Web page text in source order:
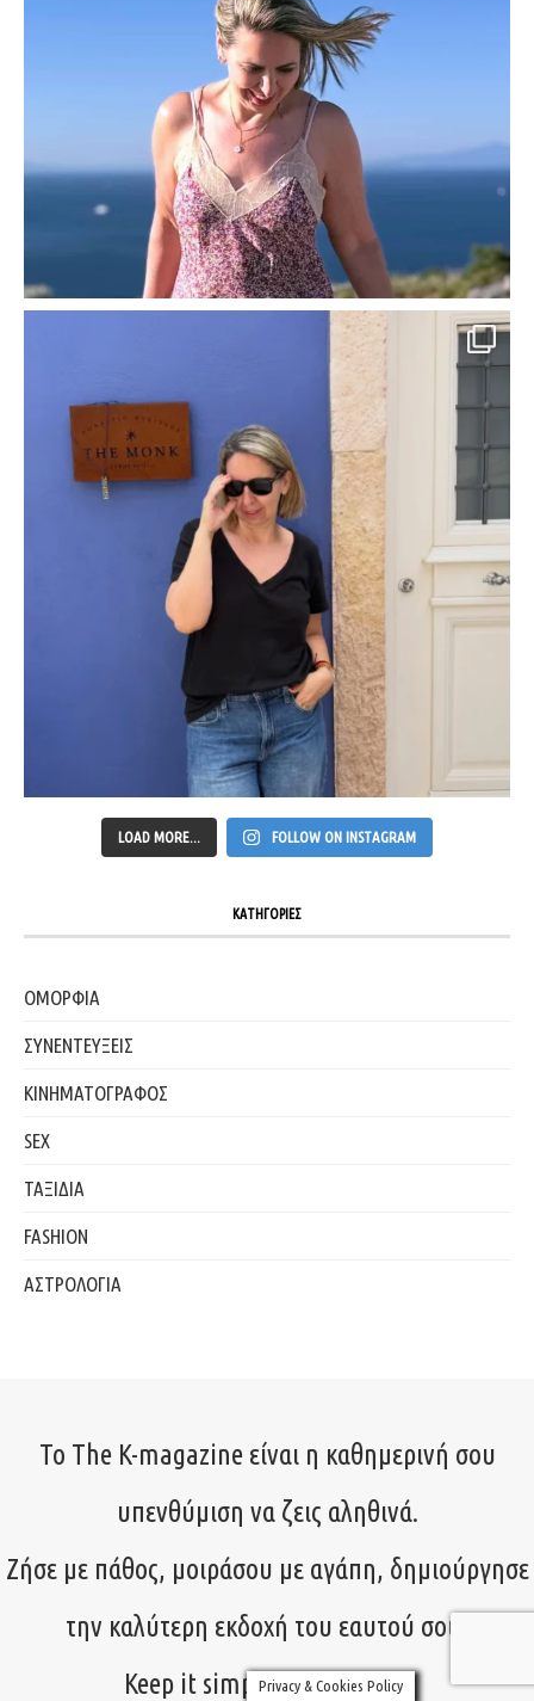
LOAD MORE... FOLLOW ON INSTAGRAM
ΚΑΤΗΓΟΡΙΕΣ
ΟΜΟΡΦΙΑ
ΣΥΝΕΝΤΕΥΞΕΙΣ
ΚΙΝΗΜΑΤΟΓΡΑΦΟΣ
SEX
ΤΑΞΙΔΙΑ
FASHION
ΑΣΤΡΟΛΟΓΙΑ
Το The K-magazine είναι η καθημερινή σου
υπενθύμιση να ζεις αληθινά.
Ζήσε με πάθος, μοιράσου με αγάπη, δημιούργησε
την καλύτερη εκδοχή του εαυτού σου!
Keep it simple, keep it real.
Privacy & Cookies Policy